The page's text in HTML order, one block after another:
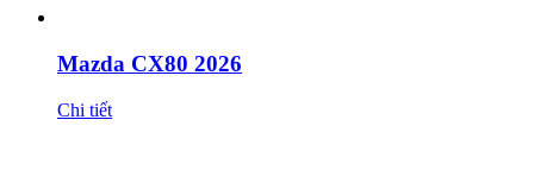
Mazda CX80 2026
Chi tiết